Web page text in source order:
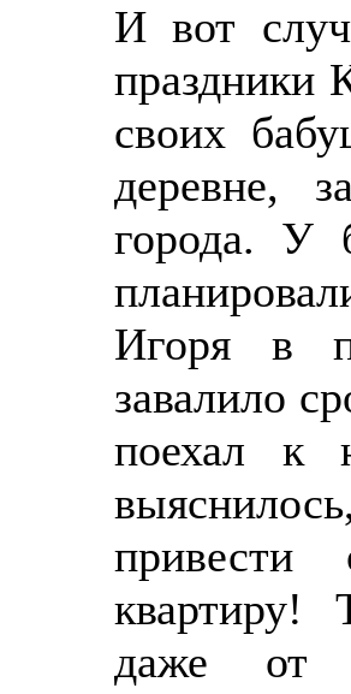
И вот
праздники
своих
деревне,
города. У
Игоря в
завалило
поехал к
квартиру!
даже от